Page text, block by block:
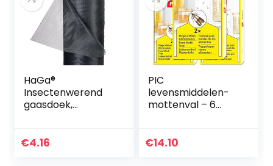
HaGa®
Insectenwerend
gaasdoek,
strekkende meter
€4.16
PIC
levensmiddelen-
mottenval – 6
tegen motten in
€14.10